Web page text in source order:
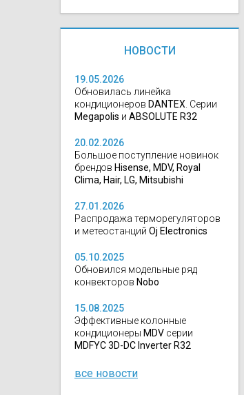
НОВОСТИ
19.05.2026
Обновилась линейка
кондиционеров DANTEX. Серии
Megapolis и ABSOLUTE R32
20.02.2026
Большое поступление новинок
брендов Hisense, MDV, Royal
Clima, Hair, LG, Mitsubishi
27.01.2026
Распродажа терморегуляторов
и метеостанций Oj Electronics
05.10.2025
Обновился модельные ряд
конвекторов Nobo
15.08.2025
Эффективные колонные
кондиционеры MDV серии
MDFYC 3D-DC Inverter R32
все новости